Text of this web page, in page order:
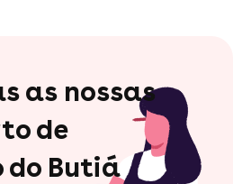
as nossas
de
do Butiá